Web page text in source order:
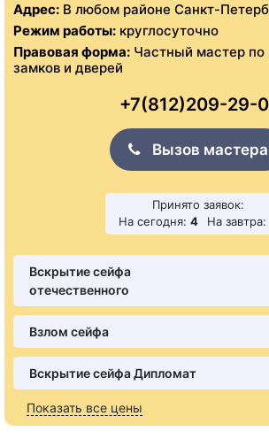
Адрес: В любом районе Санкт-
Режим работы: круглосуточно
Правовая форма: Частный мастер
замков и дверей
+7(812)209-29-
Вызов мастера
Принято заявок:
На сегодня: 4 На завтра:
Вскрытие сейфа
отечественного
Взлом сейфа
Вскрытие сейфа Дипломат
Показать все цены